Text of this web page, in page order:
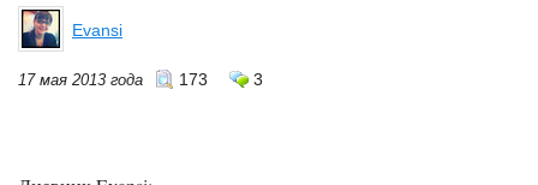
Evansi
17 мая 2013 года 173 3